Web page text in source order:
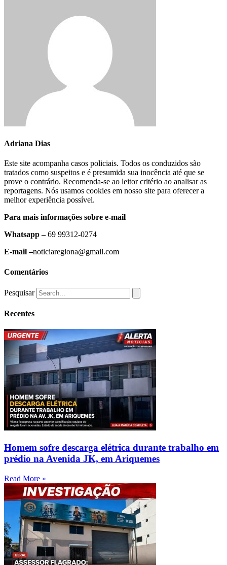
Adriana Dias
Este site acompanha casos policiais. Todos os conduzidos são
tratados como suspeitos e é presumida sua inocência até que se
prove o contrário. Recomenda-se ao leitor critério ao analisar as
reportagens. Nós usamos cookies em nosso site para oferecer a
melhor experiência possível.
Para mais informações sobre e-mail
Whatsapp –69 99312-0274
E-mail –noticiaregiona@gmail.com
Comentários
Pesquisar
Recentes
Homem sofre descarga elétrica durante trabalho em
prédio na Avenida JK, em Ariquemes
Read More »